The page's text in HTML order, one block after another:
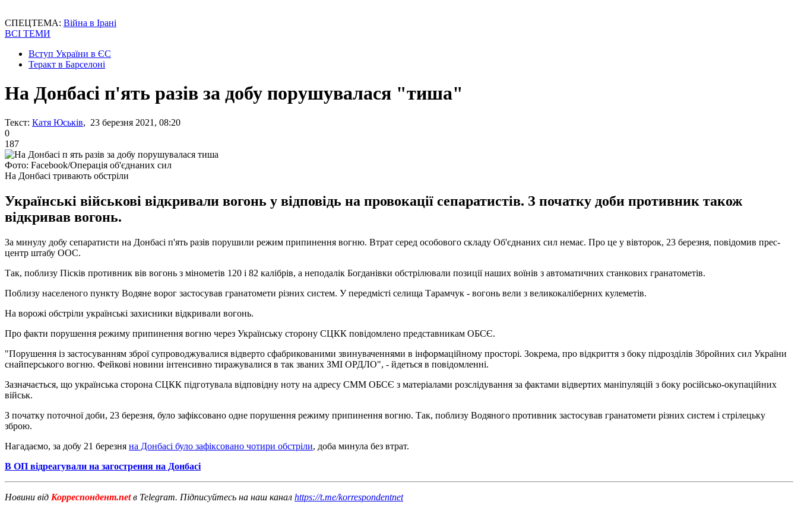
СПЕЦТЕМА: Війна в Ірані
ВСІ ТЕМИ
Вступ України в ЄС
Теракт в Барселоні
На Донбасі п'ять разів за добу порушувалася "тиша"
Текст: Катя Юськів, 23 березня 2021, 08:20
0
187
Фото: Facebook/Операція об'єднаних сил
На Донбасі тривають обстріли
Українські військові відкривали вогонь у відповідь на провокації сепаратистів. З початку доби противник також
відкривав вогонь.
За минулу добу сепаратисти на Донбасі п'ять разів порушили режим припинення вогню. Втрат серед особового складу Об'єднаних сил немає. Про це у вівторок, 23 березня, повідомив прес-
центр штабу ООС.
Так, поблизу Пісків противник вів вогонь з мінометів 120 і 82 калібрів, а неподалік Богданівки обстрілювали позиції наших воїнів з автоматичних станкових гранатометів.
Поблизу населеного пункту Водяне ворог застосував гранатомети різних систем. У передмісті селища Тарамчук - вогонь вели з великокаліберних кулеметів.
На ворожі обстріли українські захисники відкривали вогонь.
Про факти порушення режиму припинення вогню через Українську сторону СЦКК повідомлено представникам ОБСЄ.
"Порушення із застосуванням зброї супроводжувалися відверто сфабрикованими звинуваченнями в інформаційному просторі. Зокрема, про відкриття з боку підрозділів Збройних сил України
снайперського вогню. Фейкові новини інтенсивно тиражувалися в так званих ЗМІ ОРДЛО", - йдеться в повідомленні.
Зазначається, що українська сторона СЦКК підготувала відповідну ноту на адресу СММ ОБСЄ з матеріалами розслідування за фактами відвертих маніпуляцій з боку російсько-окупаційних
військ.
З початку поточної доби, 23 березня, було зафіксовано одне порушення режиму припинення вогню. Так, поблизу Водяного противник застосував гранатомети різних систем і стрілецьку
зброю.
Нагадаємо, за добу 21 березня на Донбасі було зафіксовано чотири обстріли, доба минула без втрат.
В ОП відреагували на загострення на Донбасі
Новини від Корреспондент.netв Telegram. Підписуйтесь на наш канал https://t.me/korrespondentnet